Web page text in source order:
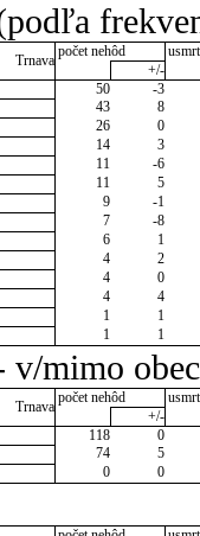
Trnava
počet nehôd
+/-
50
-3
43
8
26
0
14
3
11
-6
11
5
9
-1
7
-8
6
1
4
2
4
0
4
4
1
1
1 1
v/mimo obec
Trnava
počet nehôd
+/-
118
0
74
5
0 0